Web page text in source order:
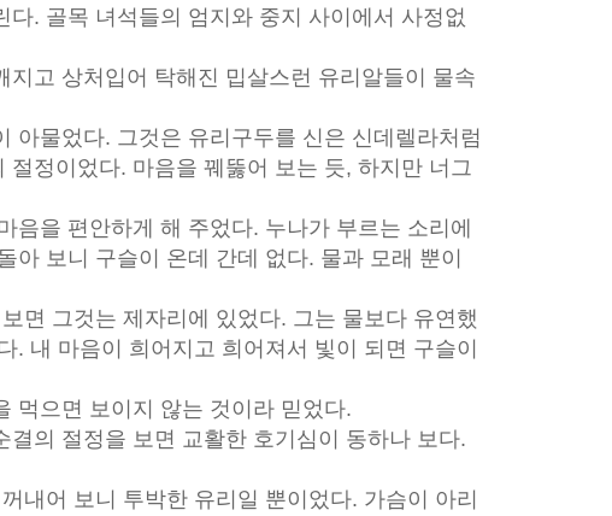
다. 골목 녀석들의 엄지와 중지 사이에서 사정없
지고 상처입어 탁해진 밉살스런 유리알들이 물속
아물었다. 그것은 유리구두를 신은 신데렐라처럼
절정이었다. 마음을 꿰뚫어 보는 듯, 하지만 너그
음을 편안하게 해 주었다. 누나가 부르는 소리에
아 보니 구슬이 온데 간데 없다. 물과 모래 뿐이
면 그것는 제자리에 있었다. 그는 물보다 유연했
. 내 마음이 희어지고 희어져서 빛이 되면 구슬이
먹으면 보이지 않는 것이라 믿었다.
결의 절정을 보면 교활한 호기심이 동하나 보다.
내어 보니 투박한 유리일 뿐이었다. 가슴이 아리